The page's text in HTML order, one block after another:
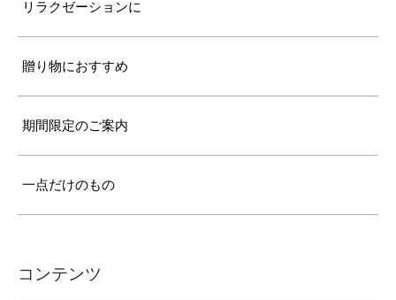
リラクゼーションに
贈り物におすすめ
期間限定のご案内
一点だけのもの
コンテンツ